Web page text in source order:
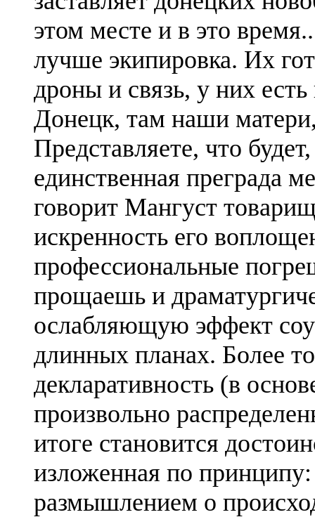
этом месте и в это
лучше экипировка. Их
дроны и связь, у них
Донецк, там наши
Представляете, что
единственная
говорит Мангуст
искренность его
профессиональные
прощаешь и
ослабляющую эффект
длинных планах. Более
декларативность (в
произвольно
итоге становится
изложенная по
размышлением о